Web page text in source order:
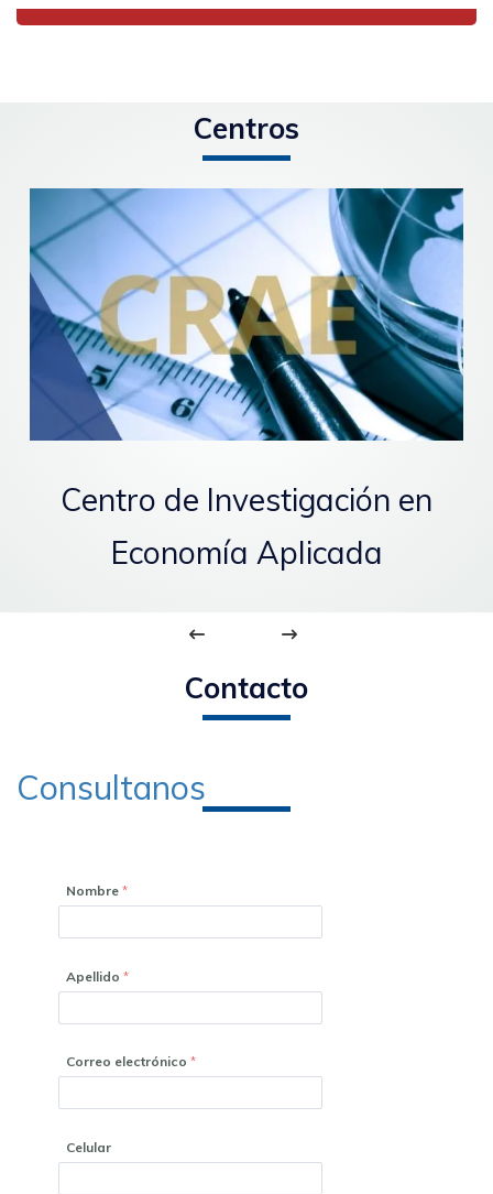
Centros
Centro de Investigación en
Economía Aplicada
Contacto
Consultanos
Nombre
Apellido
Correo electrónico
Celular